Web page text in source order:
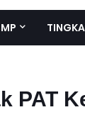
PAT